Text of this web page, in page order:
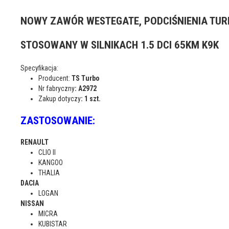
NOWY ZAWÓR WESTEGATE, PODCIŚNIENIA
STOSOWANY W SILNIKACH 1.5 DCI 65KM K9K
Specyfikacja:
Producent: TS Turbo
Nr fabryczny: A2972
Zakup dotyczy: 1 szt.
ZASTOSOWANIE:
RENAULT
CLIO II
KANGOO
THALIA
DACIA
LOGAN
NISSAN
MICRA
KUBISTAR